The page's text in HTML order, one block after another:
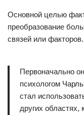
Основной целью
преобразование
связей или факторов.
Первоначально
психологом
стал
других областях,